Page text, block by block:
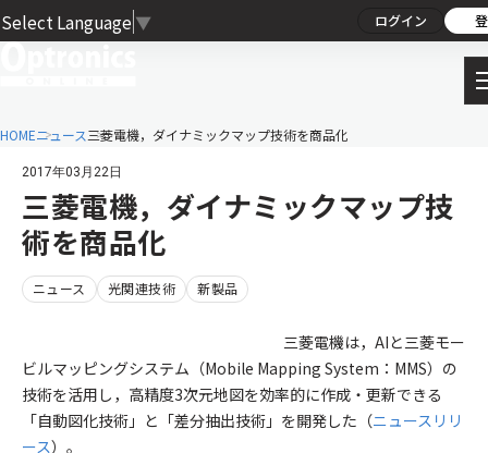
Select Language ▼ ログイン
HOMEニュース三菱電機，ダイナミックマップ技術を商品化
2017年03月22日
三菱電機，ダイナミックマップ技
術を商品化
ニュース 光関連技術 新製品
三菱電機は，AIと三菱モー
ビルマッピングシステム（Mobile Mapping System：MMS）の
技術を活用し，高精度3次元地図を効率的に作成・更新できる
「自動図化技術」と「差分抽出技術」を開発した（ニュースリリ
ース）。